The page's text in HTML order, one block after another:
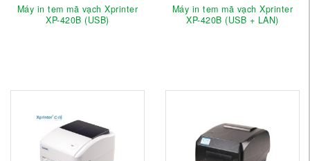
Máy in tem mã vạch Xprinter
XP-420B (USB)
Máy in tem mã vạch Xprinter
XP-420B (USB + LAN)